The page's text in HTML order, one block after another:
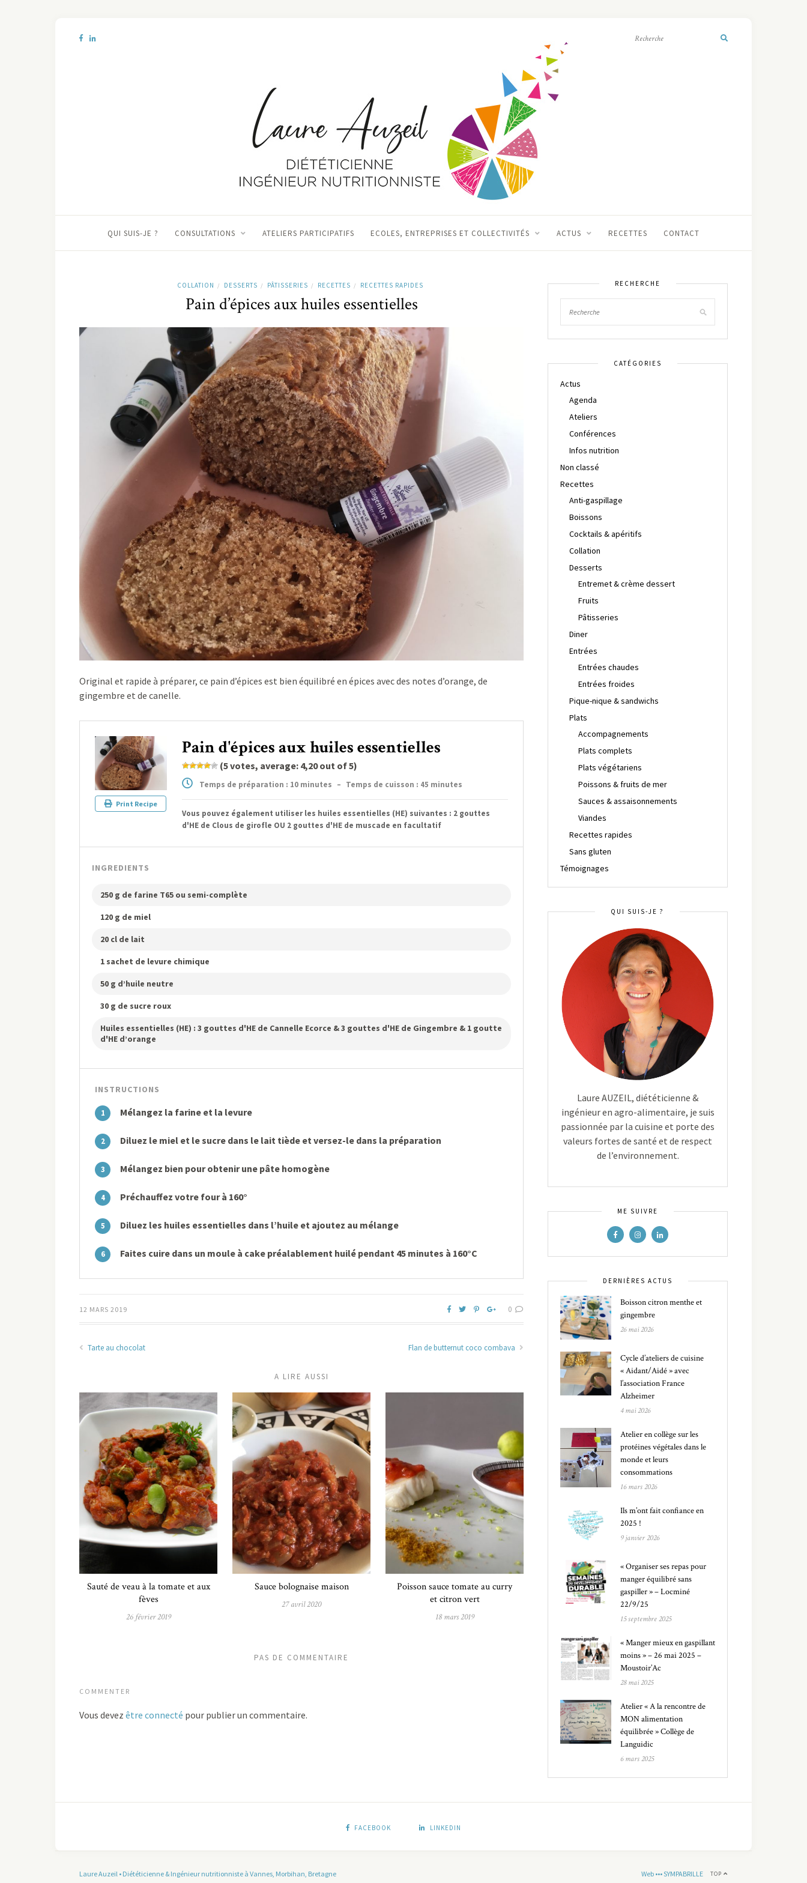
QUI SUIS-JE ? CONSULTATIONS ATELIERS PARTICIPATIFS ECOLES, ENTREPRISES ET COLLECTIVITÉS ACTUS RECETTES CONTACT
COLLATION / DESSERTS / PÂTISSERIES / RECETTES / RECETTES RAPIDES
Pain d’épices aux huiles essentielles
Original et rapide à préparer, ce pain d’épices est bien équilibré en épices avec des notes d’orange, de
gingembre et de canelle.
Print Recipe
Pain d'épices aux huiles essentielles
(5votes, average: 4,20out of 5)
Temps de préparation : 10 minutes – Temps de cuisson : 45 minutes
Vous pouvez également utiliser les huiles essentielles (HE) suivantes : 2 gouttes
d'HE de Clous de girofle OU 2 gouttes d'HE de muscade en facultatif
INGREDIENTS
250 g de farine T65 ou semi-complète
120 g de miel
20 cl de lait
1 sachet de levure chimique
50 g d’huile neutre
30 g de sucre roux
Huiles essentielles (HE) : 3 gouttes d'HE de Cannelle Ecorce & 3 gouttes d'HE de Gingembre & 1 goutte
d'HE d’orange
INSTRUCTIONS
1 Mélangez la farine et la levure
2 Diluez le miel et le sucre dans le lait tiède et versez-le dans la préparation
3 Mélangez bien pour obtenir une pâte homogène
4 Préchauffez votre four à 160°
5 Diluez les huiles essentielles dans l’huile et ajoutez au mélange
6 Faites cuire dans un moule à cake préalablement huilé pendant 45 minutes à 160°C
12 MARS 2019 0
Tarte au chocolat Flan de butternut coco combava
A LIRE AUSSI
Sauté de veau à la tomate et aux
fèves
26 février 2019
Sauce bolognaise maison
27 avril 2020
Poisson sauce tomate au curry
et citron vert
18 mars 2019
PAS DE COMMENTAIRE
COMMENTER
Vous devez être connecté pour publier un commentaire.
RECHERCHE
CATÉGORIES
Actus
Agenda
Ateliers
Conférences
Infos nutrition
Non classé
Recettes
Anti-gaspillage
Boissons
Cocktails & apéritifs
Collation
Desserts
Entremet & crème dessert
Fruits
Pâtisseries
Diner
Entrées
Entrées chaudes
Entrées froides
Pique-nique & sandwichs
Plats
Accompagnements
Plats complets
Plats végétariens
Poissons & fruits de mer
Sauces & assaisonnements
Viandes
Recettes rapides
Sans gluten
Témoignages
QUI SUIS-JE ?
Laure AUZEIL, diététicienne &
ingénieur en agro-alimentaire, je suis
passionnée par la cuisine et porte des
valeurs fortes de santé et de respect
de l’environnement.
ME SUIVRE
DERNIÈRES ACTUS
Boisson citron menthe et
gingembre
26 mai 2026
Cycle d’ateliers de cuisine
« Aidant/Aidé » avec
l’association France
Alzheimer
4 mai 2026
Atelier en collège sur les
protéines végétales dans le
monde et leurs
consommations
16 mars 2026
Ils m’ont fait confiance en
2025 !
9 janvier 2026
« Organiser ses repas pour
manger équilibré sans
gaspiller » – Locminé
22/9/25
15 septembre 2025
« Manger mieux en gaspillant
moins » – 26 mai 2025 –
Moustoir’Ac
28 mai 2025
Atelier « A la rencontre de
MON alimentation
équilibrée » Collège de
Languidic
6 mars 2025
FACEBOOK LINKEDIN
Laure Auzeil • Diététicienne & Ingénieur nutritionniste à Vannes, Morbihan, Bretagne TOP
Web ••• SYMPABRILLE